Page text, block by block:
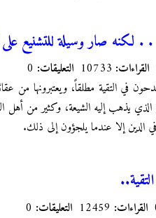
. . لكنه صار وسيلة للتشنيع
القراءات: التعليقات:
في التقية مطلقاً، ويعتبرونها من
الذي يذهب إليه الشيعة، وكثير من أهل
الدين إلا عندما يلجؤون إلى ذلك.
القراءات: التعليقات: